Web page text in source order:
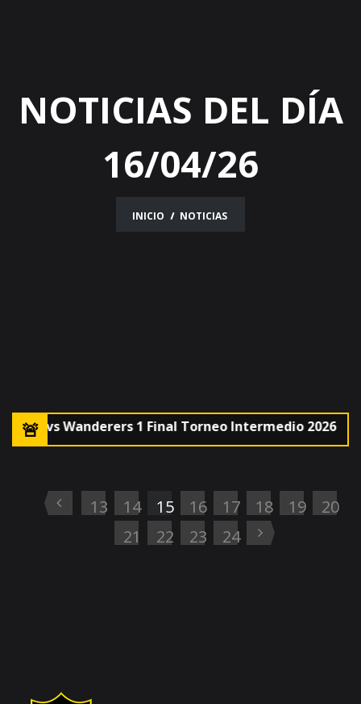
NOTICIAS DEL DÍA
16/04/26
INICIO NOTICIAS
vs Wanderers 1 Final Torneo Intermedio 2026
13 14 15 16 17 18 19
20
21
22 23 24